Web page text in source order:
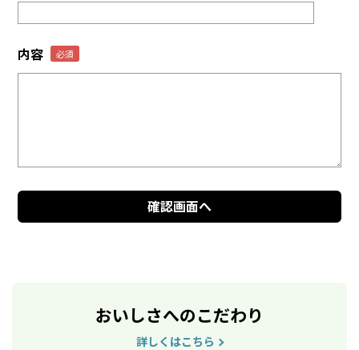
内容
おいしさへのこだわり
詳しくはこちら